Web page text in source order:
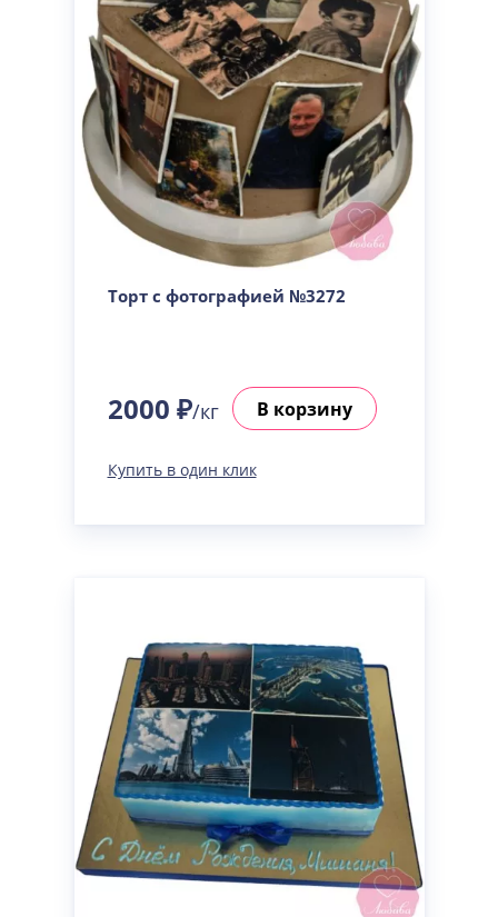
Торт с фотографией №3272
2000 ₽/кг В корзину
Купить в один клик